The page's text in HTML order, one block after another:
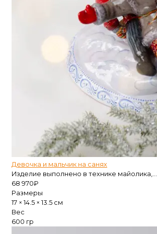
Девочка и мальчик на санях
Изделие выполнено в технике майолика,...
68 970₽
Размеры
17 × 14.5 × 13.5 см
Вес
600 гр